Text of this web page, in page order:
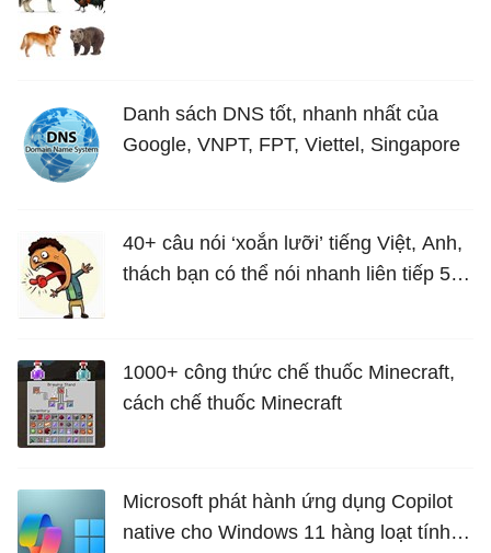
Danh sách DNS tốt, nhanh nhất của
Google, VNPT, FPT, Viettel, Singapore
40+ câu nói ‘xoắn lưỡi’ tiếng Việt, Anh,
thách bạn có thể nói nhanh liên tiếp 5
1000+ công thức chế thuốc Minecraft,
cách chế thuốc Minecraft
Microsoft phát hành ứng dụng Copilot
native cho Windows 11 hàng loạt tính